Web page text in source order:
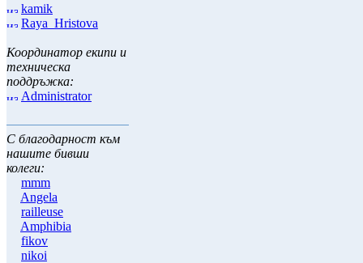
kamik
Raya_Hristova
Координатор екипи и
техническа
поддръжка:
Administrator
С благодарност към
нашите бивши
колеги:
mmm
Angela
railleuse
Amphibia
fikov
nikoi